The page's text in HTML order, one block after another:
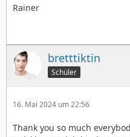
Rainer
bretttiktin
Schüler
16. Mai 2024 um 22:56
Thank you so much